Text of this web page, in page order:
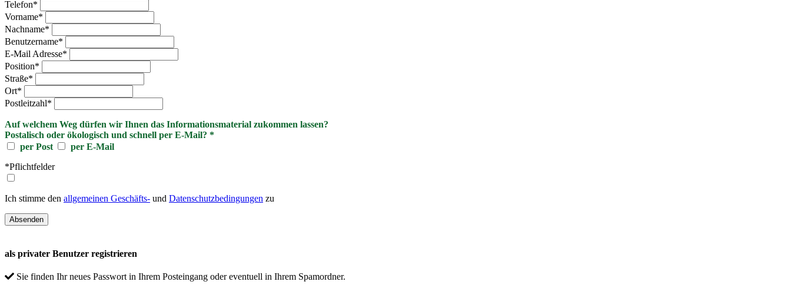
Telefon*
Vorname*
Nachname*
Benutzername*
E-Mail Adresse*
Position*
Straße*
Ort*
Postleitzahl*
Auf welchem Weg dürfen wir Ihnen das Informationsmaterial zukommen lassen?
Postalisch oder ökologisch und schnell per E-Mail? *
per Post
per E-Mail
*Pflichtfelder
Ich stimme den allgemeinen Geschäfts- und Datenschutzbedingungen zu
als privater Benutzer registrieren
Sie finden Ihr neues Passwort in Ihrem Posteingang oder eventuell in Ihrem Spamordner.